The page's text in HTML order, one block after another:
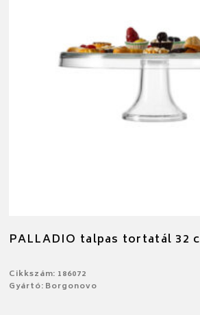
PALLADIO talpas tortatál 32
Cikkszám: 186072
Gyártó: Borgonovo